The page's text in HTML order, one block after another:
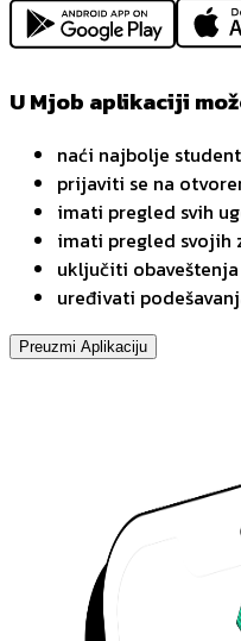
U Mjob aplikaciji
naći najbolje
prijaviti se na
imati pregled svih
imati pregled svojih
uključiti
uređivati
Preuzmi Aplikaciju